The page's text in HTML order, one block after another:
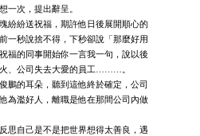
一次，提出辭呈。
紛紛送祝福，期許他日後展開順心的
一秒說捨不得，下秒卻說「那麼好用
福的同事開始你一言我一句，說以後
、公司失去大愛的員工………。
鵬的耳朵，聽到這他終於確定，公司
為濫好人，離職是他在那間公司內做
思自己是不是把世界想得太善良，遇